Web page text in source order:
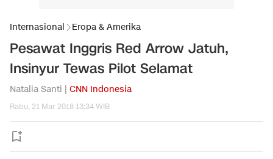
Internasional Eropa & Amerika
Pesawat Inggris Red Arrow Jatuh,
Insinyur Tewas Pilot Selamat
Natalia Santi | CNN Indonesia
Rabu, 21 Mar 2018 13:34 WIB